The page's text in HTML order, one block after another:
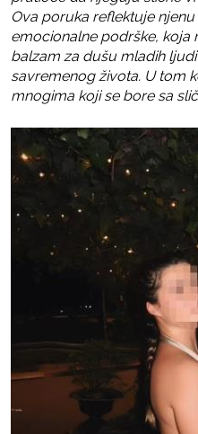
Ova poruka reflektuje
emocionalne podrške, koja
balzam za dušu mladih
savremenog života. U tom
mnogima koji se bore sa